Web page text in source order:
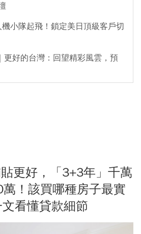
小隊起飛！鎖定美日頂級客戶切
好的台灣：回望精彩風雲，預
更好，「3+3年」千萬
！該買哪種房子最實
看懂貸款細節